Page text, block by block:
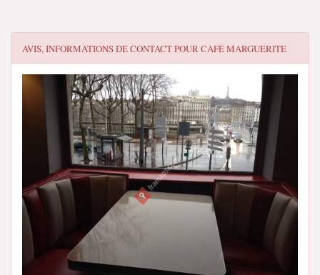
AVIS, INFORMATIONS DE CONTACT POURCAFÉ MARGUERITE